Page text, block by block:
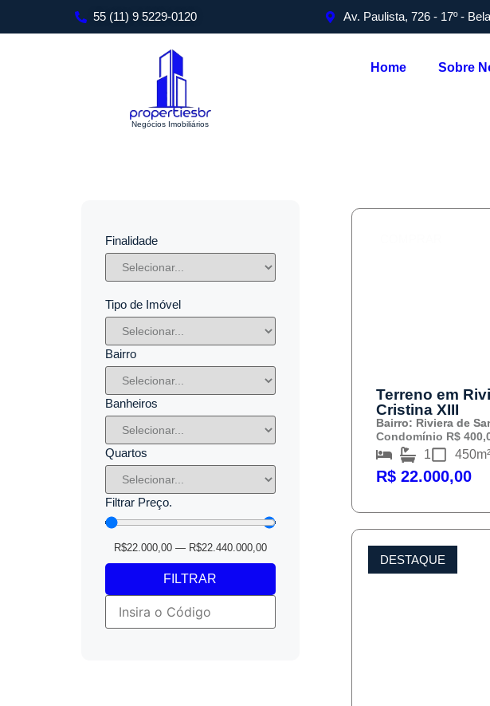
55 (11) 9 5229-0120 Av. Paulista, 726 - 17º -
Negócios Imobiliários
Home Sobre
Finalidade
Tipo de Imóvel
Bairro
Banheiros
Quartos
Filtrar Preço.
R$22.000,00— R$22.440.000,00
FILTRAR
Terreno em
Cristina XIII
Bairro: Riviera de
Condomínio R$
1 450m²
R$ 22.000,00
DESTAQUE